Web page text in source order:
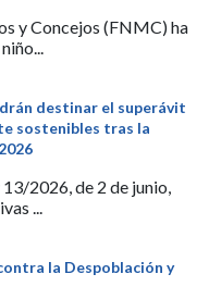
y Concejos (FNMC) ha
destinar el superávit
sostenibles tras la
2026, de 2 de junio,
...
la Despoblación y